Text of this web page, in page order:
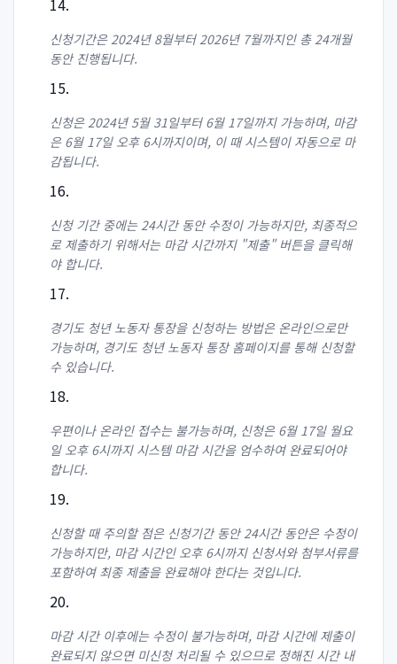
신청기간은 2024년 8월부터 2026년 7월까지인 총 24개월
동안 진행됩니다.
신청은 2024년 5월 31일부터 6월 17일까지 가능하며, 마감
은 6월 17일 오후 6시까지이며, 이 때 시스템이 자동으로 마
감됩니다.
신청 기간 중에는 24시간 동안 수정이 가능하지만, 최종적으
로 제출하기 위해서는 마감 시간까지 "제출" 버튼을 클릭해
야 합니다.
경기도 청년 노동자 통장을 신청하는 방법은 온라인으로만
가능하며, 경기도 청년 노동자 통장 홈페이지를 통해 신청할
수 있습니다.
우편이나 온라인 접수는 불가능하며, 신청은 6월 17일 월요
일 오후 6시까지 시스템 마감 시간을 엄수하여 완료되어야
합니다.
신청할 때 주의할 점은 신청기간 동안 24시간 동안은 수정이
가능하지만, 마감 시간인 오후 6시까지 신청서와 첨부서류를
포함하여 최종 제출을 완료해야 한다는 것입니다.
마감 시간 이후에는 수정이 불가능하며, 마감 시간에 제출이
완료되지 않으면 미신청 처리될 수 있으므로 정해진 시간 내